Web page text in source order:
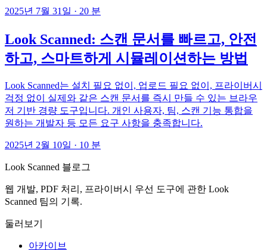
2025년 7월 31일 · 20 분
Look Scanned: 스캔 문서를 빠르고, 안전
하고, 스마트하게 시뮬레이션하는 방법
Look Scanned는 설치 필요 없이, 업로드 필요 없이, 프라이버시
걱정 없이 실제와 같은 스캔 문서를 즉시 만들 수 있는 브라우
저 기반 경량 도구입니다. 개인 사용자, 팀, 스캔 기능 통합을
원하는 개발자 등 모든 요구 사항을 충족합니다.
2025년 2월 10일 · 10 분
Look Scanned 블로그
웹 개발, PDF 처리, 프라이버시 우선 도구에 관한 Look
Scanned 팀의 기록.
둘러보기
아카이브